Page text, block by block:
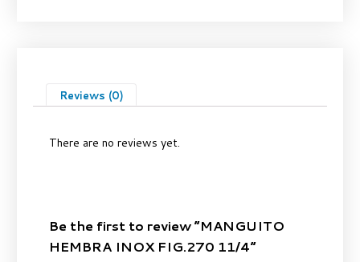
Reviews (0)
There are no reviews yet.
Be the first to review “MANGUITO
HEMBRA INOX FIG.270 11/4”